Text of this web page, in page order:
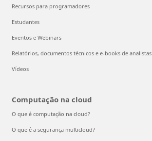
Recursos para programadores
Estudantes
Eventos e Webinars
Relatórios, documentos técnicos e e-books de analistas
Vídeos
Computação na cloud
O que é computação na cloud?
O que é a segurança multicloud?